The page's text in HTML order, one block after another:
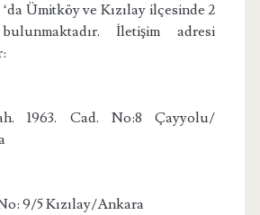
Ümitköy ve Kızılay ilçesinde 2
İletişim adresi
1963. Cad. No:8 Çayyolu/
9/5 Kızılay/Ankara